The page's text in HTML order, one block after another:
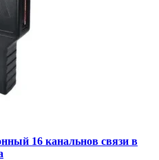
16 канальнов связи в